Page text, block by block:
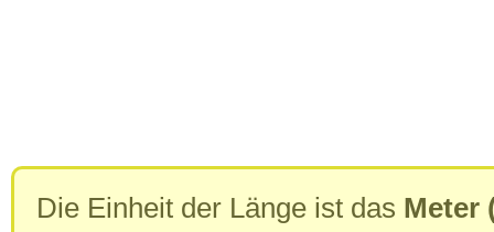
Die Einheit der Länge ist das Meter